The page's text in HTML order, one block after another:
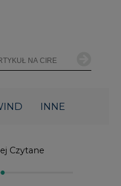
INNE
Czytane